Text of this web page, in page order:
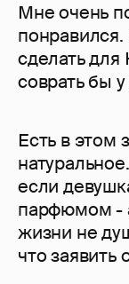
Мне очень
понравился.
сделать для
соврать бы
Есть в этом
если
парфюмом -
жизни не
что заявить